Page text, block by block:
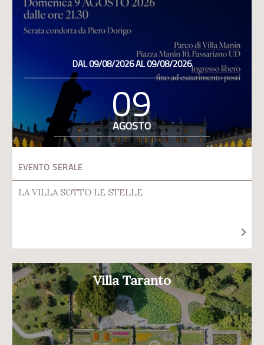
DAL 09/08/2026 AL 09/08/2026
09
AGOSTO
EVENTO SERALE
LA VILLA SOTTO LE STELLE
Villa Taranto